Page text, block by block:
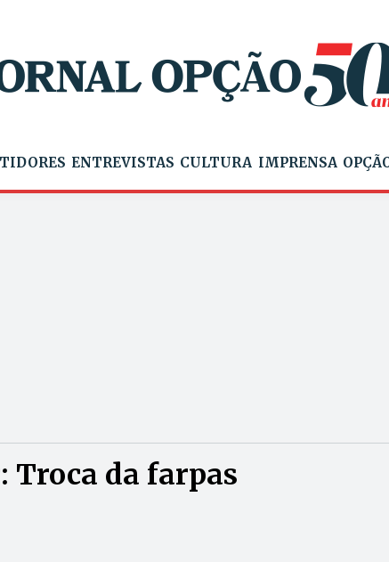
ENTREVISTAS CULTURA IMPRENSA
Troca da farpas